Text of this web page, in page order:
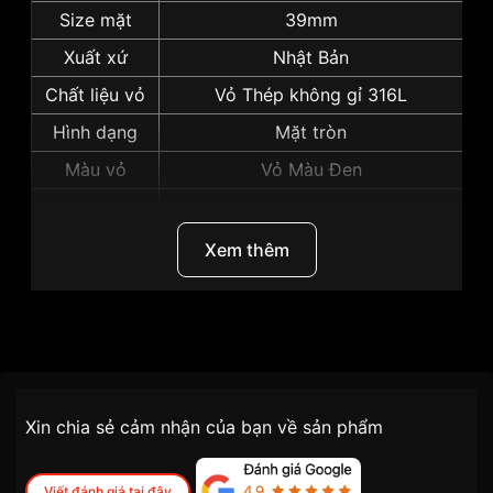
Size mặt
39mm
Xuất xứ
Nhật Bản
Chất liệu vỏ
Vỏ Thép không gỉ 316L
Hình dạng
Mặt tròn
Màu vỏ
Vỏ Màu Đen
Những sản phẩm tương tự"Seiko 39mm Nam
Xem thêm
Đối tượng sử dụng Nam
tiện lợi –
nhanh chóng – minh bạch
Xin chia sẻ cảm nhận của bạn về sản phẩm